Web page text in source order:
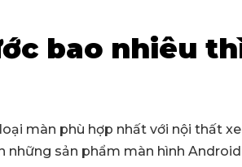
bao nhiêu
màn phù hợp nhất với nội thất
sản phẩm màn hình